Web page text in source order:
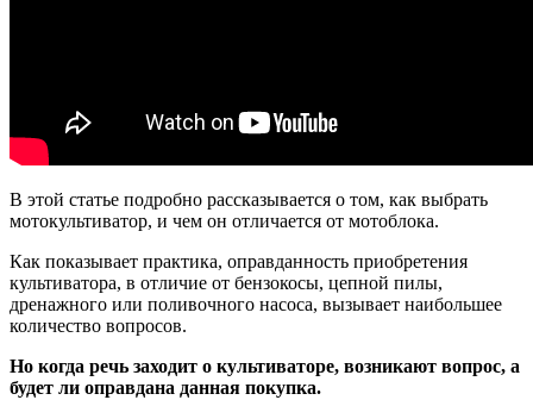
В этой статье подробно рассказывается о том, как выбрать
мотокультиватор, и чем он отличается от мотоблока.
Как показывает практика, оправданность приобретения
культиватора, в отличие от бензокосы, цепной пилы,
дренажного или поливочного насоса, вызывает наибольшее
количество вопросов.
Но когда речь заходит о культиваторе, возникают вопрос, а
будет ли оправдана данная покупка.